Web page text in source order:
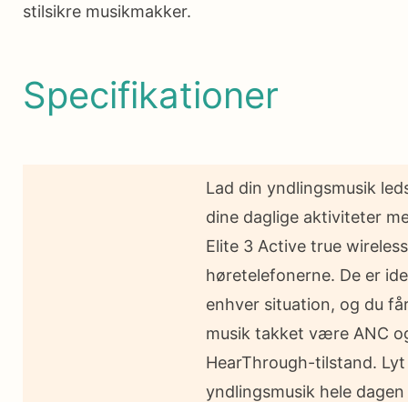
stilsikre musikmakker.
Specifikationer
Lad din yndlingsmusik
dine daglige aktiviteter
Elite 3 Active true
høretelefonerne. De er
enhver situation, og du
musik takket være ANC
HearThrough-tilstand.
yndlingsmusik hele